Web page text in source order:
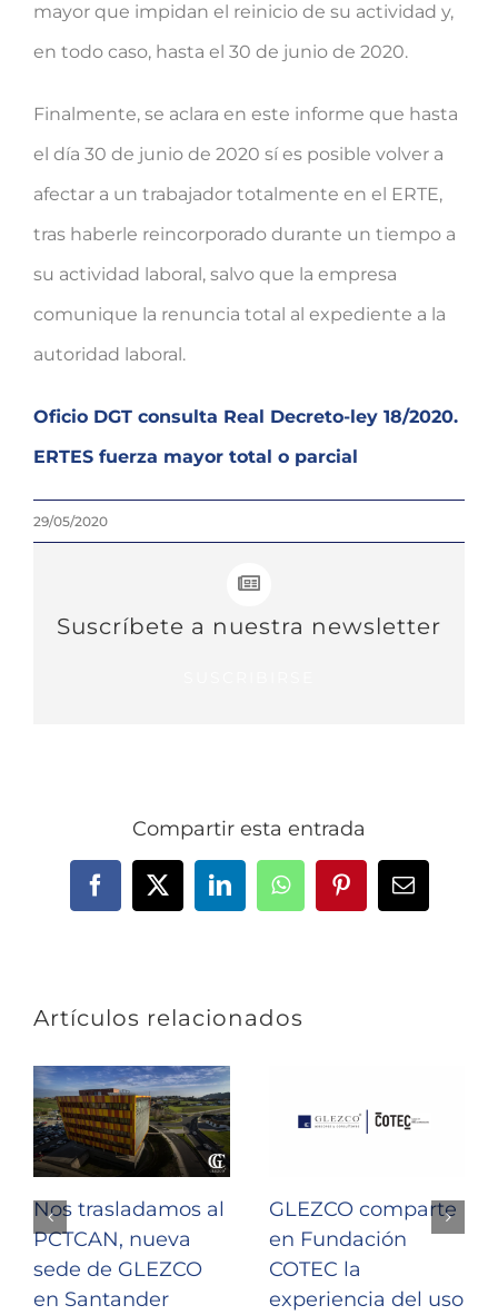
mayor que impidan el reinicio de su actividad y,
en todo caso, hasta el 30 de junio de 2020.
Finalmente, se aclara en este informe que hasta
el día 30 de junio de 2020 sí es posible volver a
afectar a un trabajador totalmente en el ERTE,
tras haberle reincorporado durante un tiempo a
su actividad laboral, salvo que la empresa
comunique la renuncia total al expediente a la
autoridad laboral.
Oficio DGT consulta Real Decreto-ley 18/2020.
ERTES fuerza mayor total o parcial
29/05/2020
Suscríbete a nuestra newsletter
Compartir esta entrada
Facebook
X LinkedInWhatsAppPinterestCorreo
Artículos relacionados
Nos trasladamos al
PCTCAN, nueva
sede de GLEZCO
en Santander
GLEZCO comparte
en Fundación
COTEC la
experiencia del uso